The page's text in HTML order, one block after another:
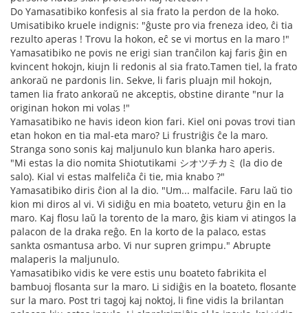
Do Yamasatibiko konfesis al sia frato la perdon de la hoko.
Umisatibiko kruele indignis: "ĝuste pro via freneza ideo, ĉi tia
rezulto aperas ! Trovu la hokon, eĉ se vi mortus en la maro !"
Yamasatibiko ne povis ne erigi sian tranĉilon kaj faris ĝin en
kvincent hokojn, kiujn li redonis al sia frato.Tamen tiel, la frato
ankoraŭ ne pardonis lin. Sekve, li faris pluajn mil hokojn,
tamen lia frato ankoraŭ ne akceptis, obstine dirante "nur la
originan hokon mi volas !"
Yamasatibiko ne havis ideon kion fari. Kiel oni povas trovi tian
etan hokon en tia mal-eta maro? Li frustriĝis ĉe la maro.
Stranga sono sonis kaj maljunulo kun blanka haro aperis.
"Mi estas la dio nomita Shiotutikami シオツチカミ (la dio de
salo). Kial vi estas malfeliĉa ĉi tie, mia knabo ?"
Yamasatibiko diris ĉion al la dio. "Um... malfacile. Faru laŭ tio
kion mi diros al vi. Vi sidiĝu en mia boateto, veturu ĝin en la
maro. Kaj flosu laŭ la torento de la maro, ĝis kiam vi atingos la
palacon de la draka reĝo. En la korto de la palaco, estas
sankta osmantusa arbo. Vi nur supren grimpu." Abrupte
malaperis la maljunulo.
Yamasatibiko vidis ke vere estis unu boateto fabrikita el
bambuoj flosanta sur la maro. Li sidiĝis en la boateto, flosante
sur la maro. Post tri tagoj kaj noktoj, li fine vidis la brilantan